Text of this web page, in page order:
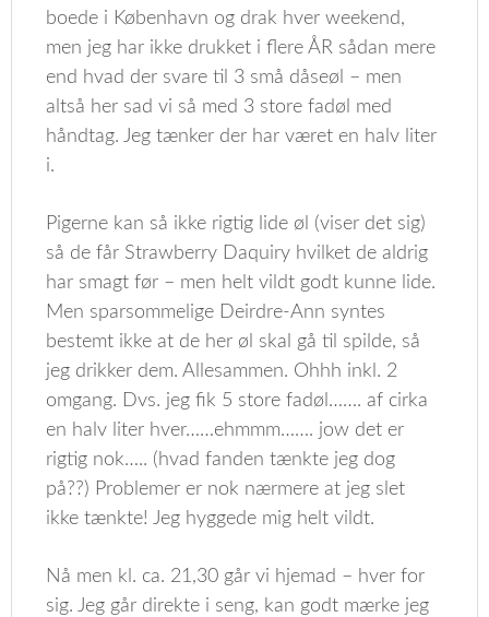
boede i København og drak hver weekend,
men jeg har ikke drukket i flere ÅR sådan mere
end hvad der svare til 3 små dåseøl – men
altså her sad vi så med 3 store fadøl med
håndtag. Jeg tænker der har været en halv liter
i.
Pigerne kan så ikke rigtig lide øl (viser det sig)
så de får Strawberry Daquiry hvilket de aldrig
har smagt før – men helt vildt godt kunne lide.
Men sparsommelige Deirdre-Ann syntes
bestemt ikke at de her øl skal gå til spilde, så
jeg drikker dem. Allesammen. Ohhh inkl. 2
omgang. Dvs. jeg fik 5 store fadøl……. af cirka
en halv liter hver……ehmmm……. jow det er
rigtig nok….. (hvad fanden tænkte jeg dog
på??) Problemer er nok nærmere at jeg slet
ikke tænkte! Jeg hyggede mig helt vildt.
Nå men kl. ca. 21,30 går vi hjemad – hver for
sig. Jeg går direkte i seng, kan godt mærke jeg